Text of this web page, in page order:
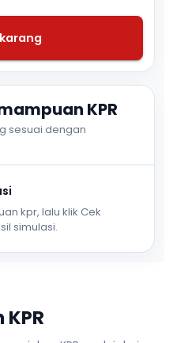
KPR
sesuai dengan
kpr, lalu klik Cek
simulasi.